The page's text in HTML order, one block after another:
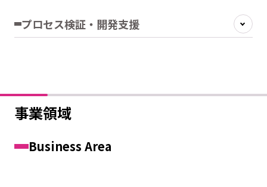
プロセス検証・開発支援
事業領域
Business Area